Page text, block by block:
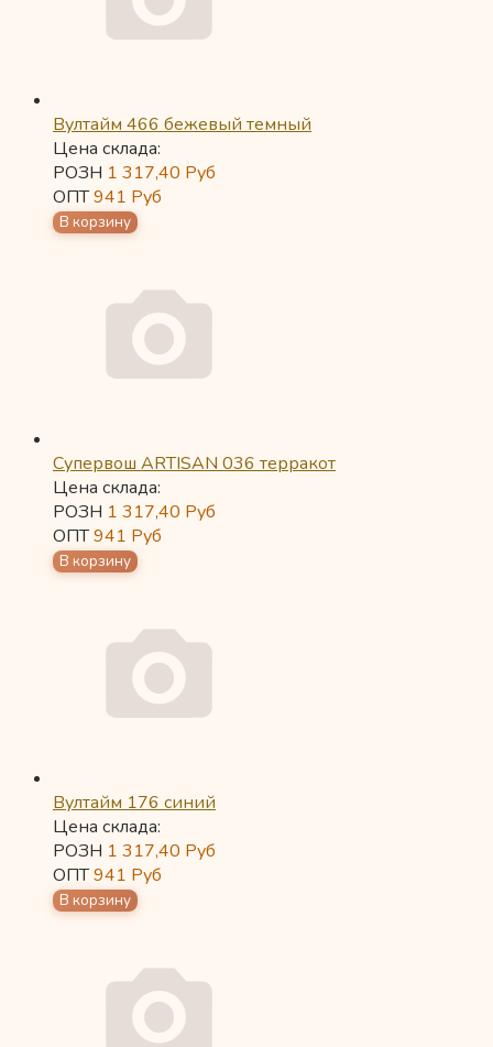
Вултайм 466 бежевый темный
Цена склада:
РОЗН 1 317,40 Руб
ОПТ941 Руб
Супервош ARTISAN 036 терракот
Цена склада:
РОЗН 1 317,40 Руб
ОПТ941 Руб
Вултайм 176 синий
Цена склада:
РОЗН 1 317,40 Руб
ОПТ941 Руб